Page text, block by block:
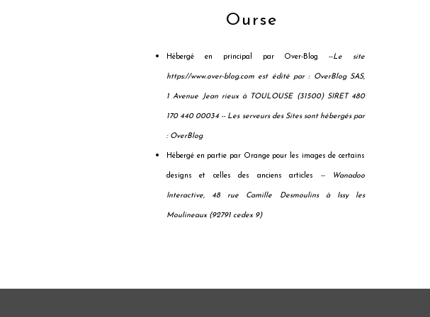
Ourse
Hébergé en principal par Over-Blog --Le site
https://www.over-blog.com est édité par : OverBlog SAS,
1 Avenue Jean rieux à TOULOUSE (31500) SIRET 480
170 440 00034 -- Les serveurs des Sites sont hébergés par
: OverBlog
Hébergé en partie par Orange pour les images de certains
designs et celles des anciens articles -- Wanadoo
Interactive, 48 rue Camille Desmoulins à Issy les
Moulineaux (92791 cedex 9)